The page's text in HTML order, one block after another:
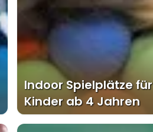
Indoor Spielplätze für
Kinder ab 4 Jahren